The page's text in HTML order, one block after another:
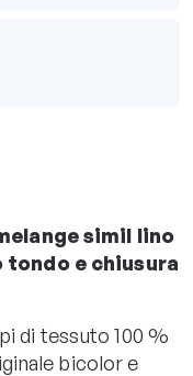
simil lino
e chiusura
di tessuto 100 %
bicolor e